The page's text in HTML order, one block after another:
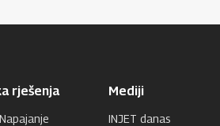
rješenja Mediji
INJET danas